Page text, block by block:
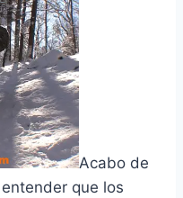
Acabo de
que los